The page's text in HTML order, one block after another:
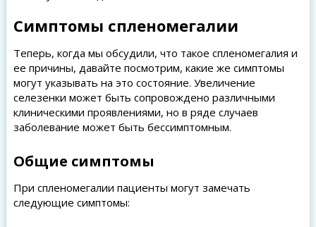
Симптомы спленомегалии
Теперь, когда мы обсудили, что такое спленомегалия и
ее причины, давайте посмотрим, какие же симптомы
могут указывать на это состояние. Увеличение
селезенки может быть сопровождено различными
клиническими проявлениями, но в ряде случаев
заболевание может быть бессимптомным.
Общие симптомы
При спленомегалии пациенты могут замечать
следующие симптомы: